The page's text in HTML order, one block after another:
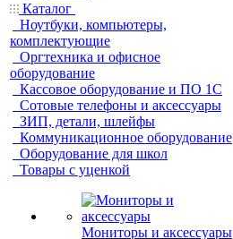
Каталог
Ноутбуки, компьютеры,
комплектующие
Оргтехника и офисное
оборудование
Кассовое оборудование и ПО 1С
Сотовые телефоны и аксессуары
ЗИП, детали, шлейфы
Коммуникационное оборудование
Оборудование для школ
Товары с уценкой
Мониторы и аксессуары